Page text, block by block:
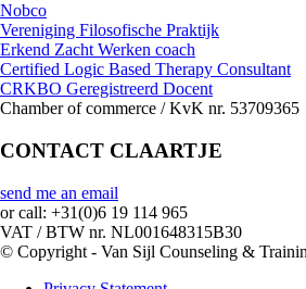
Nobco
Vereniging Filosofische Praktijk
Erkend Zacht Werken coach
Certified Logic Based Therapy Consultant
CRKBO Geregistreerd Docent
Chamber of commerce / KvK nr. 53709365
CONTACT CLAARTJE
send me an email
or call: +31(0)6 19 114 965
VAT / BTW nr. NL001648315B30
© Copyright - Van Sijl Counseling &